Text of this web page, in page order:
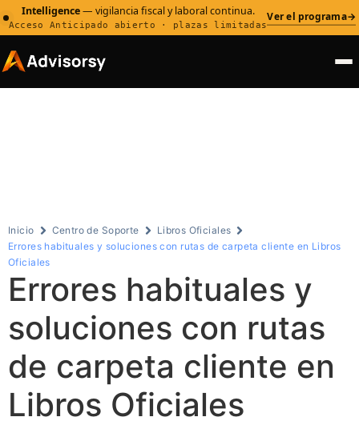
Intelligence— vigilancia fiscal y laboral continua.
Acceso Anticipado abierto · plazas limitadas
Ver el programa→
Inicio Centro de Soporte
Libros Oficiales
Errores habituales y soluciones con rutas de carpeta cliente en Libros
Oficiales
Errores habituales y
soluciones con rutas
de carpeta cliente en
Libros Oficiales